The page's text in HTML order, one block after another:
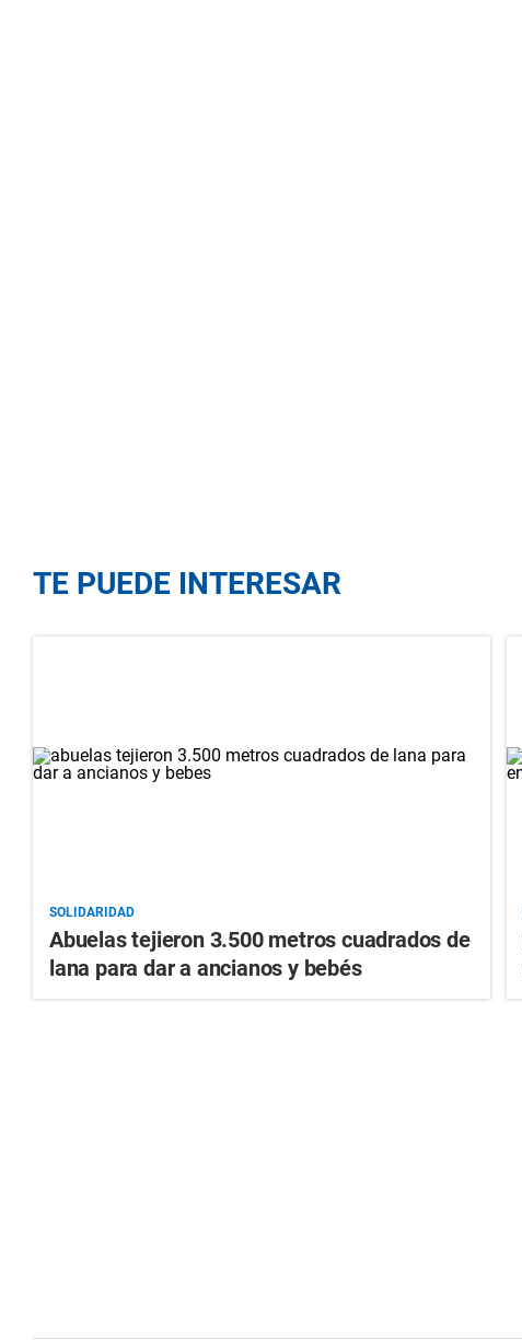
TE PUEDE INTERESAR
SOLIDARIDAD
Abuelas tejieron 3.500 metros cuadrados de
lana para dar a ancianos y bebés